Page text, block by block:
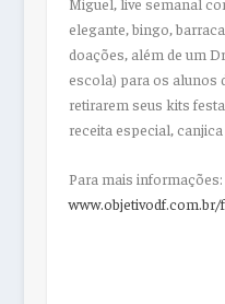
elegante, bingo,
doações, além de um
escola) para os alunos
retirarem seus kits
receita especial,
Para mais informações: